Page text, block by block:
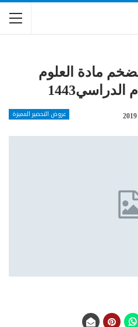
مادة العلوم
عروض التحضير المميزة